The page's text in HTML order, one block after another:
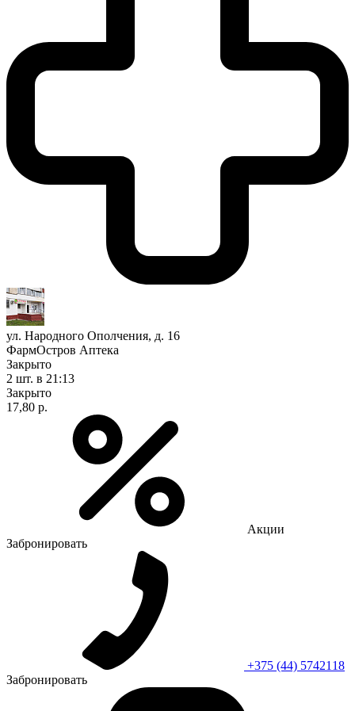
ул. Народного Ополчения, д. 16
ФармОстров Аптека
Закрыто
2 шт. в 21:13
Закрыто
17,80 р.
Акции
Забронировать
+375 (44) 5742118
Забронировать